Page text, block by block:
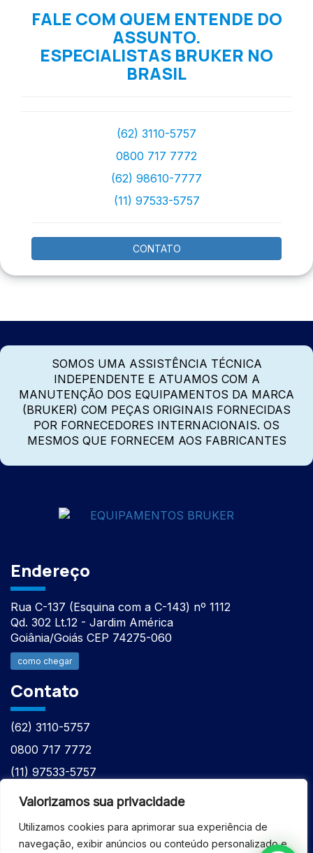
Valorizamos sua privacidade
Utilizamos cookies para aprimorar sua experiência de
navegação, exibir anúncios ou conteúdo personalizado e
FALE COM QUEM ENTENDE DO
ASSUNTO.
ESPECIALISTAS BRUKER NO
BRASIL
(62) 3110-5757
0800 717 7772
(62) 98610-7777
(11) 97533-5757
CONTATO
SOMOS UMA ASSISTÊNCIA TÉCNICA
INDEPENDENTE E ATUAMOS COM A
MANUTENÇÃO DOS EQUIPAMENTOS DA MARCA
(BRUKER) COM PEÇAS ORIGINAIS FORNECIDAS
POR FORNECEDORES INTERNACIONAIS. OS
MESMOS QUE FORNECEM AOS FABRICANTES
Endereço
Rua C-137 (Esquina com a C-143) nº 1112
Qd. 302 Lt.12 - Jardim América
Goiânia/Goiás CEP 74275-060
como chegar
Contato
(62) 3110-5757
0800 717 7772
(11) 97533-5757
(62) 98610-7777